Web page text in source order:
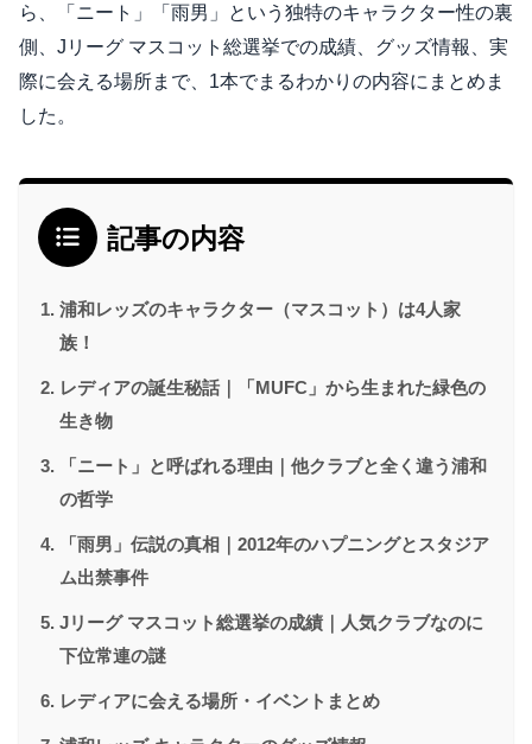
ら、「ニート」「雨男」という独特のキャラクター性の裏
側、Jリーグ マスコット総選挙での成績、グッズ情報、実
際に会える場所まで、1本でまるわかりの内容にまとめま
した。
記事の内容
浦和レッズのキャラクター（マスコット）は4人家
族！
レディアの誕生秘話｜「MUFC」から生まれた緑色の
生き物
「ニート」と呼ばれる理由｜他クラブと全く違う浦和
の哲学
「雨男」伝説の真相｜2012年のハプニングとスタジア
ム出禁事件
Jリーグ マスコット総選挙の成績｜人気クラブなのに
下位常連の謎
レディアに会える場所・イベントまとめ